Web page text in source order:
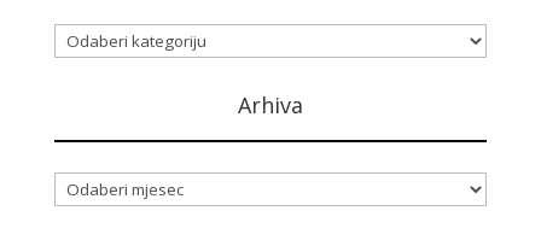
Kategorije
Arhiva
Arhiva